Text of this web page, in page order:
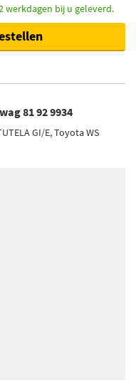
werkdagen bij u geleverd.
81 92 9934
GI/E, Toyota WS